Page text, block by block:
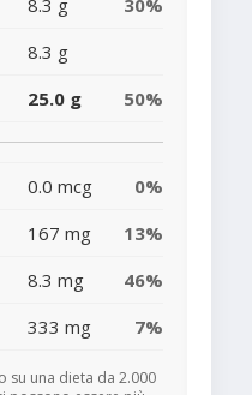
8.3 g
30%
8.3 g
25.0 g 50%
0.0 mcg
0%
167 mg
13%
8.3 mg
46%
333 mg 7%
su una dieta da 2.000